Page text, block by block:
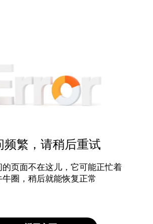
频繁，请稍后重试
页面不在这儿，它可能正忙着
牛圈，稍后就能恢复正常